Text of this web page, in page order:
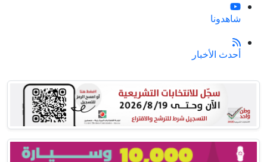
شاهدونا
أحدث الأخبار